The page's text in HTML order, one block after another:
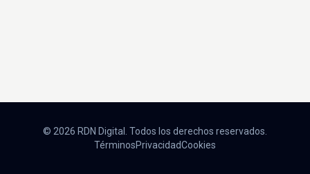
© 2026 RDN Digital. Todos los derechos reservados.
TérminosPrivacidadCookies